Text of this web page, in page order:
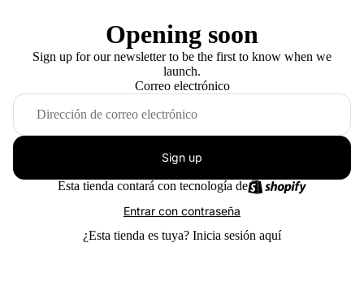
Opening soon
Sign up for our newsletter to be the first to know when we
launch.
Correo electrónico
Sign up
Esta tienda contará con tecnología de
Entrar con contraseña
¿Esta tienda es tuya? Inicia sesión aquí